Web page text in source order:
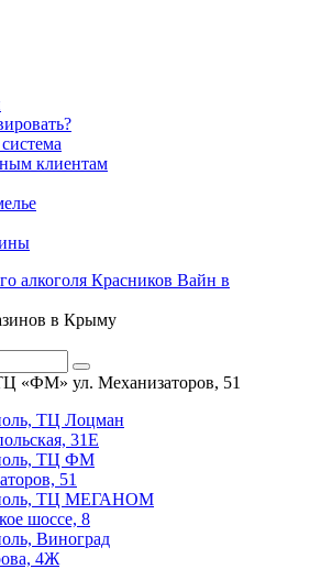
клиентам
в Крыму
«ФМ» ул. Механизаторов, 51
ТЦ Лоцман
31Е
ТЦ ФМ
51
ТЦ МЕГАНОМ
шоссе, 8
Виноград
4Ж